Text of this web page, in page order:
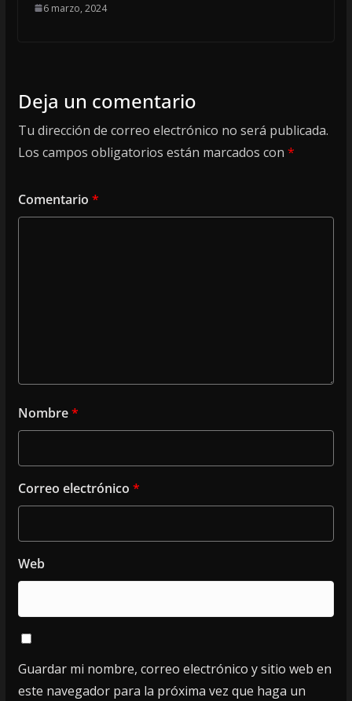
6 marzo, 2024
Deja un comentario
Tu dirección de correo electrónico no será publicada.
Los campos obligatorios están marcados con *
Comentario *
Nombre*
Correo electrónico *
Web
Guardar mi nombre, correo electrónico y sitio web en
este navegador para la próxima vez que haga un